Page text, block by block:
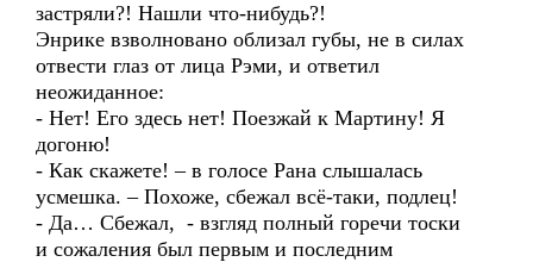
застряли?! Нашли что-нибудь?!
Энрике взволновано облизал губы, не в силах
отвести глаз от лица Рэми, и ответил
неожиданное:
- Нет! Его здесь нет! Поезжай к Мартину! Я
догоню!
- Как скажете! – в голосе Рана слышалась
усмешка. – Похоже, сбежал всё-таки, подлец!
- Да… Сбежал, - взгляд полный горечи тоски
и сожаления был первым и последним